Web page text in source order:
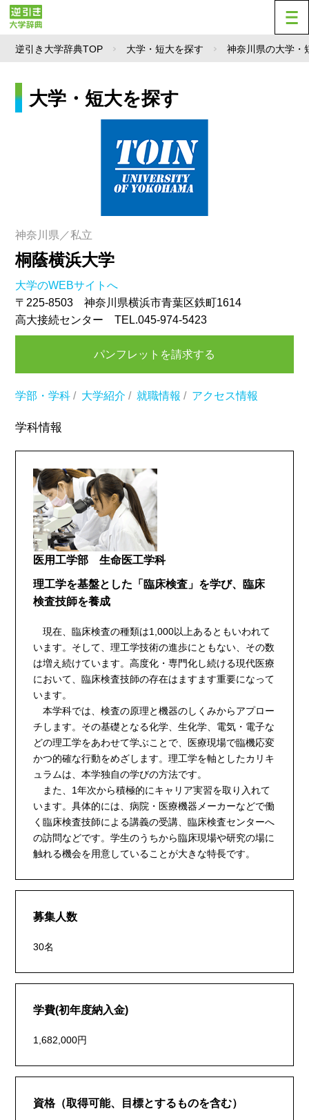
逆引き大学辞典TOP 大学・短大を探す 神奈川県の大学・
大学・短大を探す
神奈川県／私立
桐蔭横浜大学
大学のWEBサイトへ
〒225-8503 神奈川県横浜市青葉区鉄町1614
高大接続センター TEL.045-974-5423
パンフレットを請求する
学部・学科 / 大学紹介 / 就職情報 / アクセス情報
学科情報
医用工学部 生命医工学科
理工学を基盤とした「臨床検査」を学び、臨床
検査技師を養成
現在、臨床検査の種類は1,000以上あるともいわれて
います。そして、理工学技術の進歩にともない、その数
は増え続けています。高度化・専門化し続ける現代医療
において、臨床検査技師の存在はますます重要になって
います。
本学科では、検査の原理と機器のしくみからアプロー
チします。その基礎となる化学、生化学、電気・電子な
どの理工学をあわせて学ぶことで、医療現場で臨機応変
かつ的確な行動をめざします。理工学を軸としたカリキ
ュラムは、本学独自の学びの方法です。
また、1年次から積極的にキャリア実習を取り入れて
います。具体的には、病院・医療機器メーカーなどで働
く臨床検査技師による講義の受講、臨床検査センターへ
の訪問などです。学生のうちから臨床現場や研究の場に
触れる機会を用意していることが大きな特長です。
募集人数
30名
学費(初年度納入金)
1,682,000円
資格（取得可能、目標とするものを含む）